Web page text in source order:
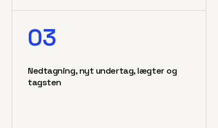
03
Nedtagning, nyt undertag, lægter og
tagsten